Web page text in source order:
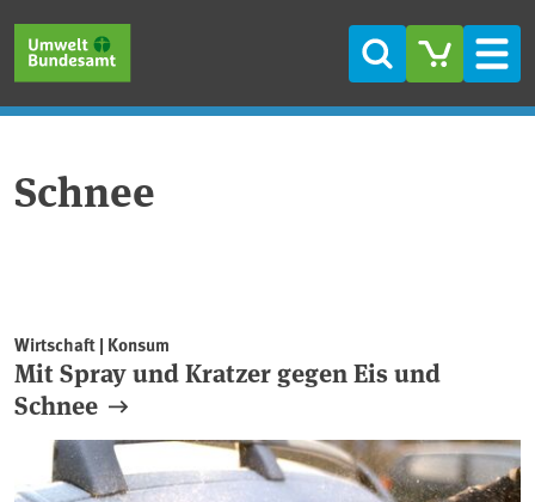
Suche
Schnee
Wirtschaft | Konsum
Mit Spray und Kratzer gegen Eis und
Schnee